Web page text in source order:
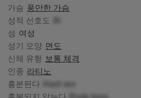
가슴 풍만한 가슴
성적 선호도
성 여성
성기 모양 면도
신체 유형
보통 체격
인종 라티노
흥분된다
Hard sex